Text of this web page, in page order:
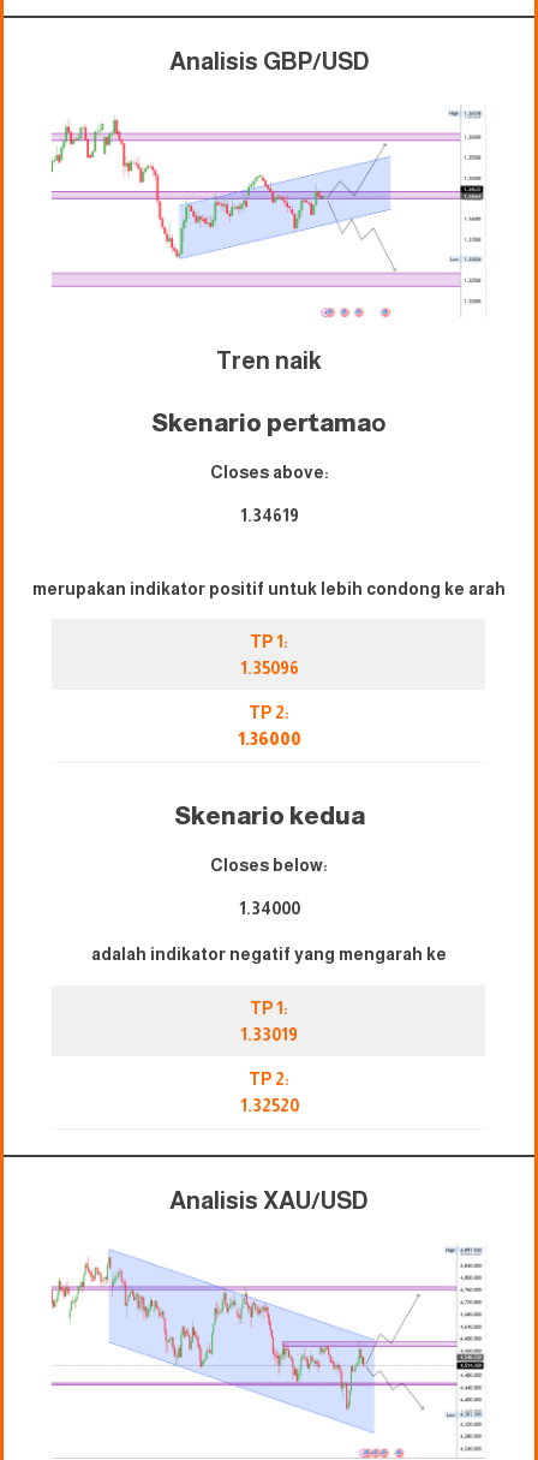
Analisis GBP/USD
Tren naik
Skenario pertamao
Closes above:
1.34619
merupakan indikator positif untuk lebih condong ke arah
TP 1:
1.35096
TP 2:
1.36000
Skenario kedua
Closes below:
1.34000
adalah indikator negatif yang mengarah ke
TP 1:
1.33019
TP 2:
1.32520
Analisis XAU/USD